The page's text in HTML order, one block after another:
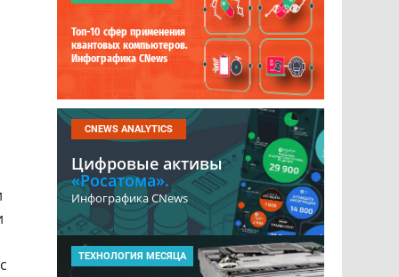
Топ-10 сфер применения
квантовых компьютеров.
Инфографика CNews
CNEWS ANALYTICS
Цифровые активы
«Росатома».
Инфографика CNews
ТЕХНОЛОГИЯ МЕСЯЦА